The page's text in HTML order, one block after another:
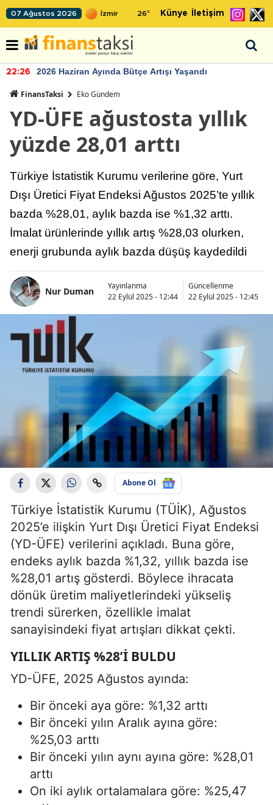
07 Ağustos 2026 26° Künye İletişim
22:26 2026 Haziran Ayında Bütçe Artışı Yaşandı
FinansTaksi Eko Gündem
YD-ÜFE ağustosta yıllık
yüzde 28,01 arttı
Türkiye İstatistik Kurumu verilerine göre, Yurt
Dışı Üretici Fiyat Endeksi Ağustos 2025’te yıllık
bazda %28,01, aylık bazda ise %1,32 arttı.
İmalat ürünlerinde yıllık artış %28,03 olurken,
enerji grubunda aylık bazda düşüş kaydedildi
Nur Duman
Yayınlanma
22 Eylül 2025 - 12:44
Güncellenme
22 Eylül 2025 - 12:45
Abone Ol
Türkiye İstatistik Kurumu (TÜİK), Ağustos
2025’e ilişkin Yurt Dışı Üretici Fiyat Endeksi
(YD-ÜFE) verilerini açıkladı. Buna göre,
endeks aylık bazda %1,32, yıllık bazda ise
%28,01 artış gösterdi. Böylece ihracata
dönük üretim maliyetlerindeki yükseliş
trendi sürerken, özellikle imalat
sanayisindeki fiyat artışları dikkat çekti.
YILLIK ARTIŞ %28’I BULDU
YD-ÜFE, 2025 Ağustos ayında:
Bir önceki aya göre: %1,32 arttı
Bir önceki yılın Aralık ayına göre:
%25,03 arttı
Bir önceki yılın aynı ayına göre: %28,01
arttı
On iki aylık ortalamalara göre: %25,47